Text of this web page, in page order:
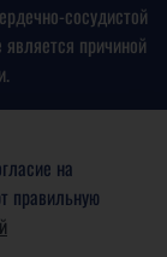
сосудистой
причиной
табака
на
правильную